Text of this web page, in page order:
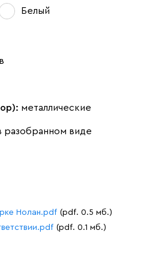
Белый
металлические
разобранном виде
Нолан.pdf (pdf. 0.5 мб.)
(pdf. 0.1 мб.)